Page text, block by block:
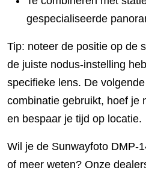
gespecialiseerde
Tip: noteer de positie op de
de juiste nodus-instelling
specifieke lens. De
combinatie gebruikt, hoef je
en bespaar je tijd op locatie.
Wil je de Sunwayfoto DMP-
of meer weten? Onze